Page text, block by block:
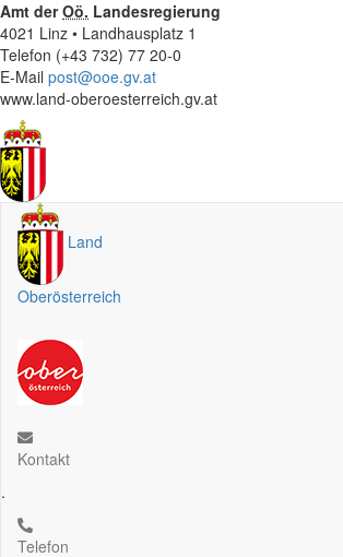
Amt derOö. Landesregierung
4021 Linz • Landhausplatz 1
Telefon (+43 732) 77 20-0
E-Mail post@ooe.gv.at
www.land-oberoesterreich.gv.at
Land
Oberösterreich
Kontakt
.
Telefon